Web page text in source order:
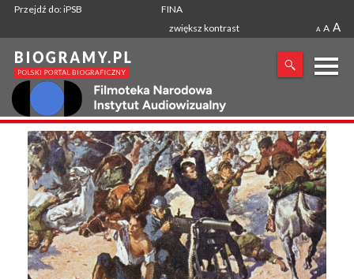
Przejdź do: iPSB
FINA
zwiększ kontrast
A A A
X
SZUKANA FRAZA